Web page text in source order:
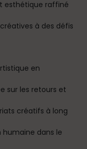
esthétique raffiné
à des défis
en
sur les retours et
créatifs à long
humaine dans le